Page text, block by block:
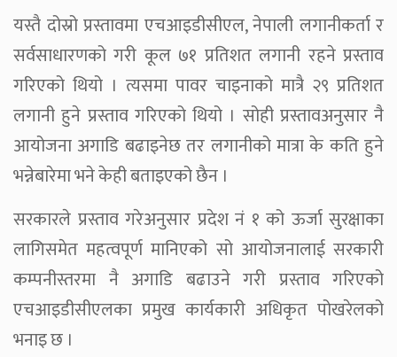
यस्तै दोस्रो प्रस्तावमा एचआइडीसीएल, नेपाली लगानीकर्ता र
सर्वसाधारणको गरी कूल ७१ प्रतिशत लगानी रहने प्रस्ताव
गरिएको थियो । त्यसमा पावर चाइनाको मात्रै २९ प्रतिशत
लगानी हुने प्रस्ताव गरिएको थियो । सोही प्रस्तावअनुसार नै
आयोजना अगाडि बढाइनेछ तर लगानीको मात्रा के कति हुने
भन्नेबारेमा भने केही बताइएको छैन ।
सरकारले प्रस्ताव गरेअनुसार प्रदेश नं १ को ऊर्जा सुरक्षाका
लागिसमेत महत्वपूर्ण मानिएको सो आयोजनालाई सरकारी
कम्पनीस्तरमा नै अगाडि बढाउने गरी प्रस्ताव गरिएको
एचआइडीसीएलका प्रमुख कार्यकारी अधिकृत पोखरेलको
भनाइ छ ।